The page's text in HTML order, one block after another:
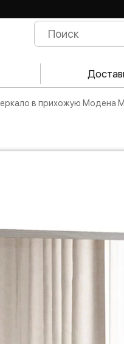
Зеркало в прихожую Модена